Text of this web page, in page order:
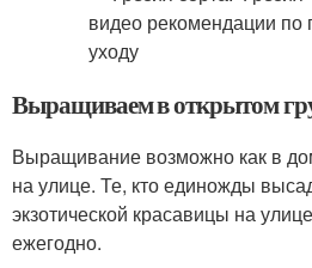
Выращиваем в открытом
Выращивание возможно как в
на улице. Те, кто единожды
экзотической красавицы на
ежегодно.